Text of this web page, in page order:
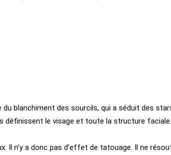
blanchiment des sourcils, qui a séduit des
définissent le visage et toute la structure faciale.
Il n’y a donc pas d’effet de tatouage. Il ne